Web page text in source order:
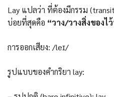
Lay แปลว่า ที่ต้องมีกรรม
บ่อยที่สุดคือ “วาง/วางสิ่งของไ
การออกเสียง: /leɪ/
รูปแบบของคำกริยา lay: